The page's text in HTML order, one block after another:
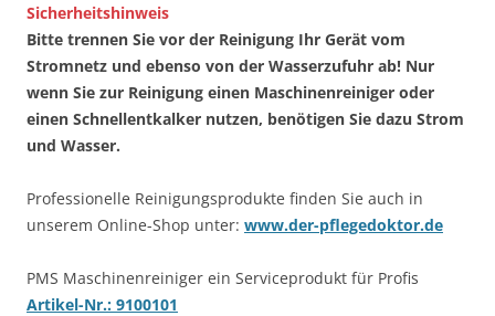
Sicherheitshinweis
Bitte trennen Sie vor der Reinigung Ihr Gerät vom
Stromnetz und ebenso von der Wasserzufuhr ab! Nur
wenn Sie zur Reinigung einen Maschinenreiniger oder
einen Schnellentkalker nutzen, benötigen Sie dazu Strom
und Wasser.
Professionelle Reinigungsprodukte finden Sie auch in
unserem Online-Shop unter: www.der-pflegedoktor.de
PMS Maschinenreiniger ein Serviceprodukt für Profis
Artikel-Nr.: 9100101